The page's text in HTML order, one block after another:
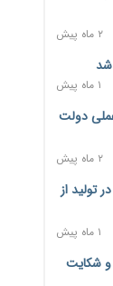
نشانه
۲ ماه پیش
۱ ماه پیش
گام عملی دولت
۲ ماه پیش
تولید از
۱ ماه پیش
و شکایت